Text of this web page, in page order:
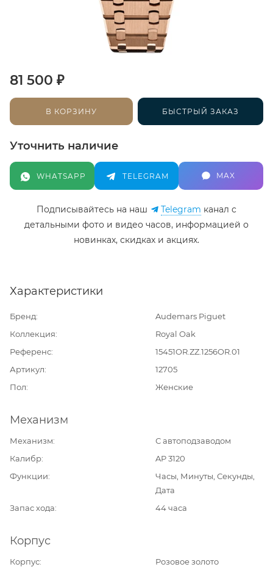
81 500 ₽
В КОРЗИНУ БЫСТРЫЙ ЗАКАЗ
Уточнить наличие
WHATSAPP TELEGRAM MAX
Подписывайтесь на наш Telegram канал c
детальными фото и видео часов, информацией о
новинках, скидках и акциях.
Характеристики
Бренд
Audemars Piguet
Коллекция
Royal Oak
Референс
15451OR.ZZ.1256OR.01
Артикул
12705
Пол
Женские
Механизм
Механизм
С автоподзаводом
Калибр
AP 3120
Функции
Часы, Минуты, Секунды,
Дата
Запас хода
44 часа
Корпус
Корпус
Розовое золото